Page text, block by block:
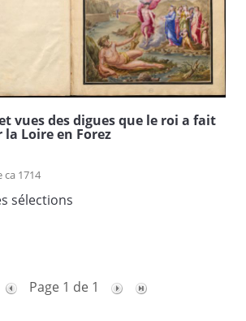
vues des digues que le roi a fait
Loire en Forez
ca 1714
sélections
Page 1 de 1